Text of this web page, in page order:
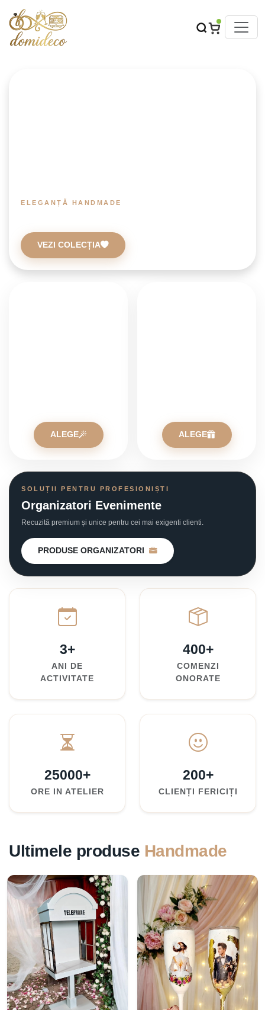
ELEGANȚĂ HANDMADE
VEZI COLECȚIA
ALEGE ALEGE
SOLUȚII PENTRU PROFESIONIȘTI
Organizatori Evenimente
Recuzită premium și unice pentru cei mai exigenti clienti.
PRODUSE ORGANIZATORI
3+
ANI DE
ACTIVITATE
400+
COMENZI
ONORATE
25000+
ORE IN ATELIER
200+
CLIENȚI FERICIȚI
Ultimele produse Handmade